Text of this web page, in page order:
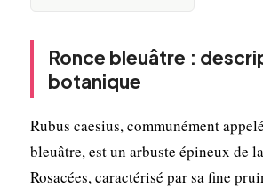
Ronce bleuâtre :
botanique
Rubus caesius, communément
bleuâtre, est un arbuste épineux de
Rosacées, caractérisé par sa fine